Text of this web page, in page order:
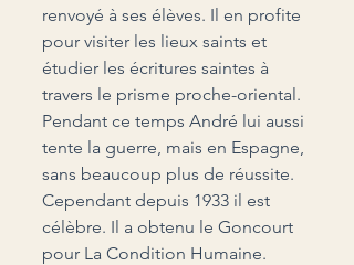
renvoyé à ses élèves. Il en profite
pour visiter les lieux saints et
étudier les écritures saintes à
travers le prisme proche-oriental.
Pendant ce temps André lui aussi
tente la guerre, mais en Espagne,
sans beaucoup plus de réussite.
Cependant depuis 1933 il est
célèbre. Il a obtenu le Goncourt
pour La Condition Humaine.